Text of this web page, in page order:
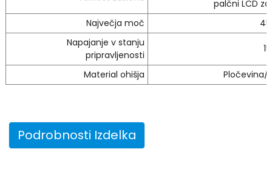
palčni LCD
Največja moč
Napajanje v stanju
pripravljenosti
Material ohišja Pločevina/
Podrobnosti Izdelka